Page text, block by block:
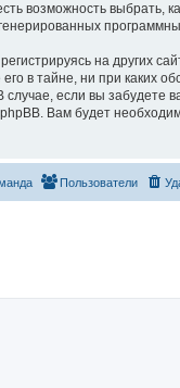
возможность выбрать,
на других
в тайне, ни при каких
если вы забудете
Вам будет
Пользователи